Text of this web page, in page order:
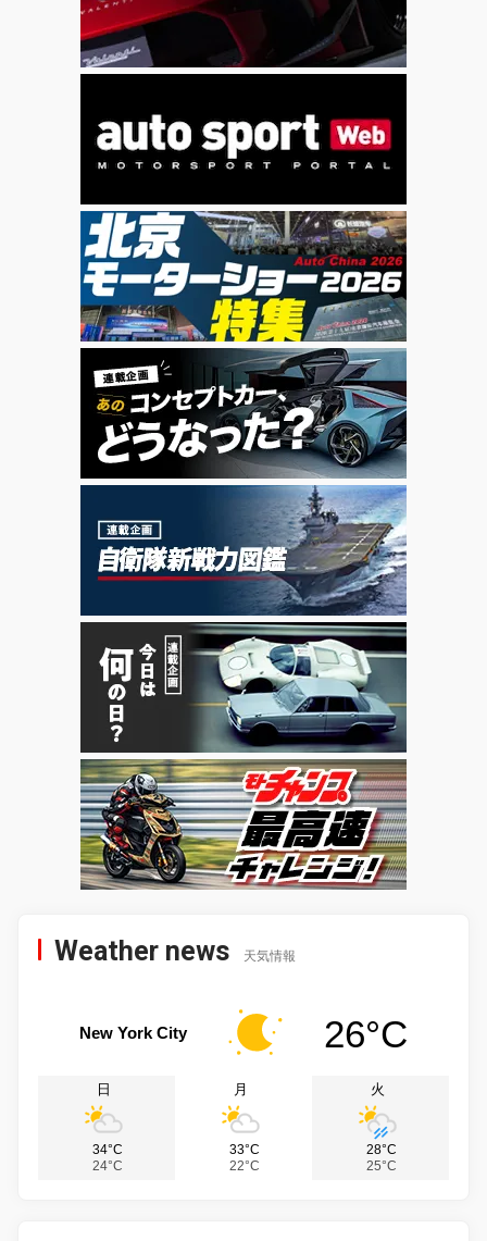
Weather news 天気情報
New York City 26°C
日
34°C
24°C
月
33°C
22°C
火
28°C
25°C